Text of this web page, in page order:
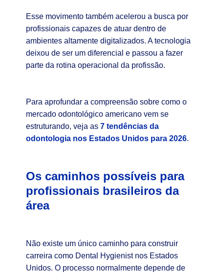
Esse movimento também acelerou a busca por
profissionais capazes de atuar dentro de
ambientes altamente digitalizados. A tecnologia
deixou de ser um diferencial e passou a fazer
parte da rotina operacional da profissão.
Para aprofundar a compreensão sobre como o
mercado odontológico americano vem se
estruturando, veja as 7 tendências da
odontologia nos Estados Unidos para 2026.
Os caminhos possíveis para
profissionais brasileiros da
área
Não existe um único caminho para construir
carreira como Dental Hygienist nos Estados
Unidos. O processo normalmente depende de